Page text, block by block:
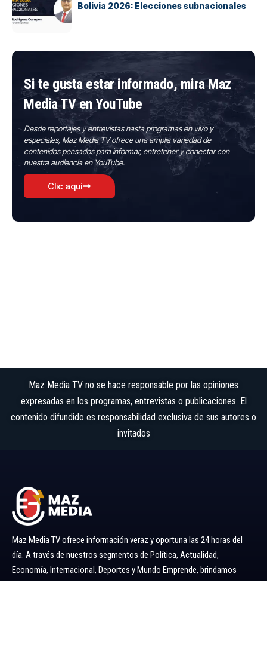
Bolivia 2026: Elecciones subnacionales
Si te gusta estar informado, mira Maz
Media TV en YouTube
Desde reportajes y entrevistas hasta programas en vivo y
especiales, Maz Media TV ofrece una amplia variedad de
contenidos pensados para informar, entretener y conectar con
nuestra audiencia en YouTube.
Clic aquí
Maz Media TV no se hace responsable por las opiniones
expresadas en los programas, entrevistas o publicaciones. El
contenido difundido es responsabilidad exclusiva de sus autores o
invitados
Maz Media TV ofrece información veraz y oportuna las 24 horas del
día. A través de nuestros segmentos de Política, Actualidad,
Economía, Internacional, Deportes y Mundo Emprende, brindamos
noticias y análisis confiables para mantenerlo siempre informado.